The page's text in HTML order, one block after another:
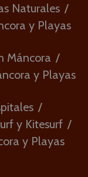
Naturales
y Playas
Máncora
y Playas
y Kitesurf
y Playas